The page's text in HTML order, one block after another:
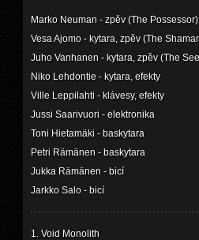
Marko Neuman - zpěv (The Possessor)
Vesa Ajomo - kytara, zpěv (The
Juho Vanhanen - kytara, zpěv (The
Niko Lehdontie - kytara, efekty
Ville Leppilahti - klávesy, efekty
Jussi Saarivuori - elektronika
Toni Hietamäki - baskytara
Petri Rämänen - baskytara
Jukka Rämänen - bicí
Jarkko Salo - bicí
1. Void Monolith